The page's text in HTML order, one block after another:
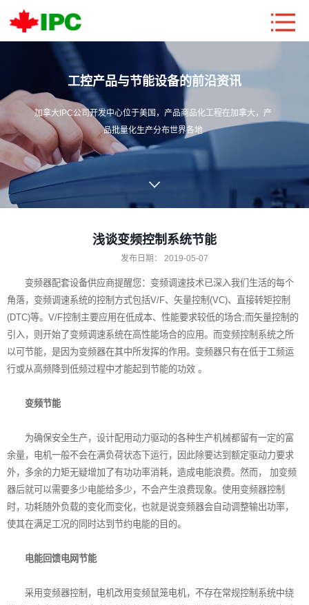
工控产品与节能设备的前沿资讯
加拿大IPC公司开发中心位于美国，产品商品化工程在加拿大，产
品批量化生产分布世界各地
浅谈变频控制系统节能
发布日期： 2019-05-07
变频器配套设备供应商提醒您：变频调速技术已深入我们生活的每个
角落，变频调速系统的控制方式包括V/F、矢量控制(VC)、直接转矩控制
(DTC)等。V/F控制主要应用在低成本、性能要求较低的场合;而矢量控制的
引入，则开始了变频调速系统在高性能场合的应用。而变频控制系统之所
以可节能，是因为变频器在其中所发挥的作用。 变频器只有在低于工频运
行或从高频降到低频过程中才能起到节能的功效 。
变频节能
为确保安全生产，设计配用动力驱动的各种生产机械都留有一定的富
余量，电机一般不会在满负荷状态下运行，因此除要达到额定驱动力要求
外，多余的力矩无疑增加了有功功率消耗，造成电能浪费。然而， 加变频
器后就可以需要多少电能给多少，不会产生浪费现象。使用变频器控制
时，功耗随外负载的变化而变化，也就是说变频器会自动调整输出功率，
使其在满足工况的同时达到节约电能的目的。
电能回馈电网节能
采用变频器控制，电机改用变频鼠笼电机，不存在常规控制系统中绕